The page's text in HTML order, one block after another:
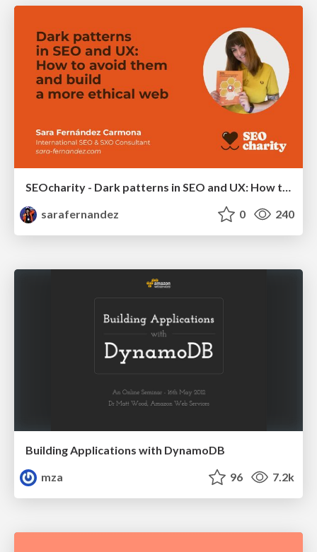
SEOcharity - Dark patterns in SEO and UX: How to avoid them and build a more ethical web
sarafernandez
0 240
Building Applications with DynamoDB
mza
96 7.2k